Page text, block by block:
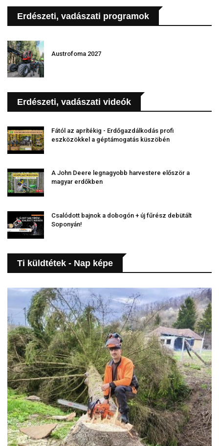
Erdészeti, vadászati programok
Austrofoma 2027
Erdészeti, vadászati videók
Fától az aprítékig - Erdőgazdálkodás profi
eszközökkel a géptámogatás küszöbén
A John Deere legnagyobb harvestere először a
magyar erdőkben
Csalódott bajnok a dobogón + új fűrész debütált
Soponyán!
Ti küldtétek - Nap képe